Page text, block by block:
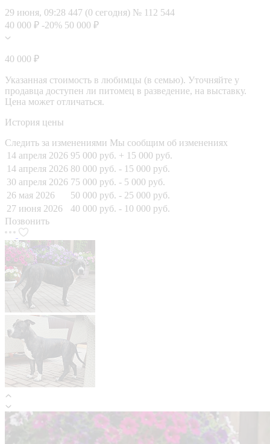
29 июня, 09:28 447 (0 сегодня) № 112 544
40 000 ₽ -20% 50 000 ₽
40 000 ₽
Указанная стоимость в любимцы (в семью). Уточняйте у
продавца доступен ли питомец в разведение, на выставку.
Цена может отличаться.
История цены
Следить за изменениями Мы сообщим об изменениях
14 апреля 2026 95 000 руб. + 15 000 руб.
14 апреля 2026 80 000 руб. - 15 000 руб.
30 апреля 2026 75 000 руб. - 5 000 руб.
26 мая 2026
50 000 руб. - 25 000 руб.
27 июня 2026
40 000 руб. - 10 000 руб.
Позвонить